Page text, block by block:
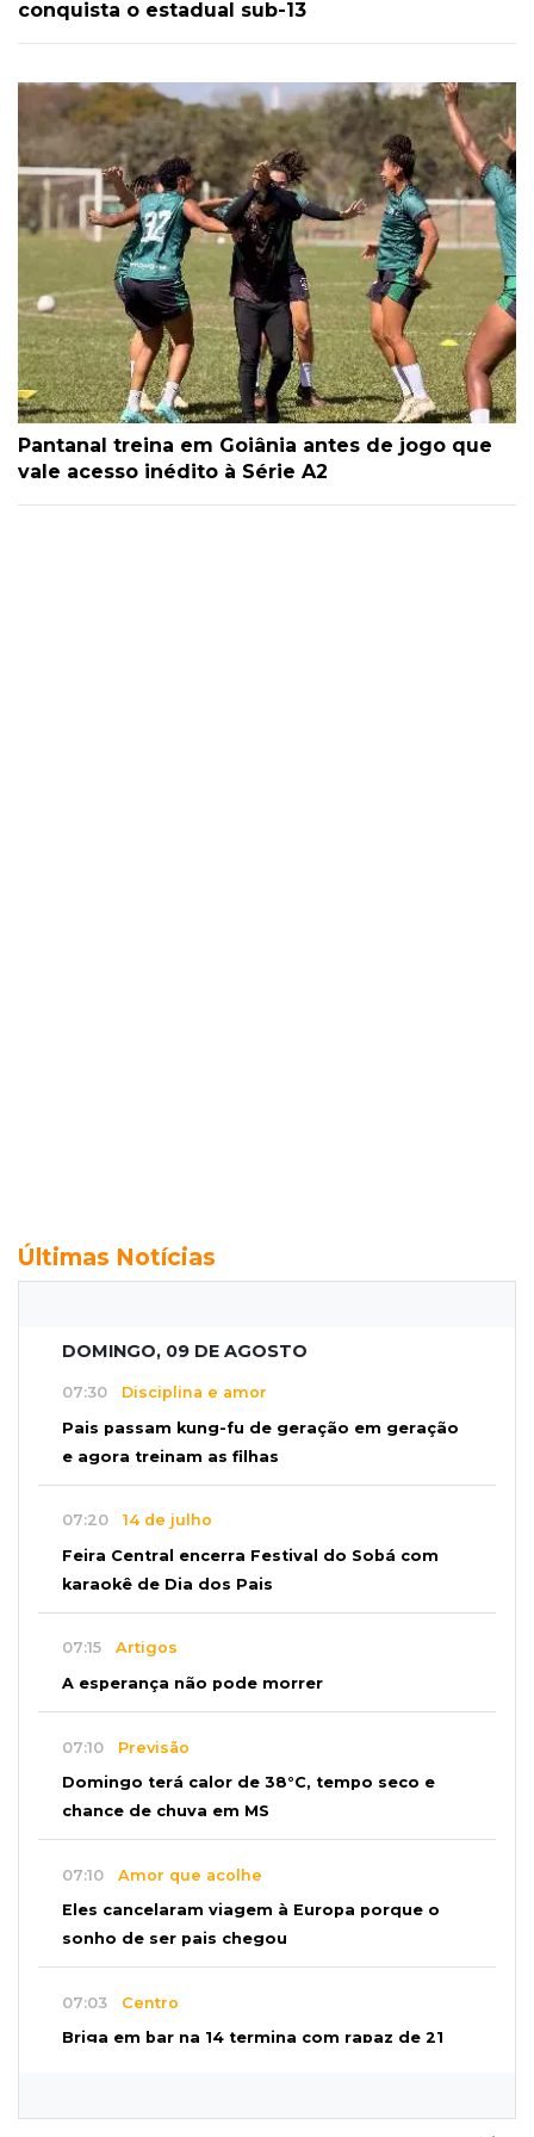
conquista o estadual sub-13
Pantanal treina em Goiânia antes de jogo que
vale acesso inédito à Série A2
Últimas Notícias
DOMINGO, 09 DE AGOSTO
07:30 Disciplina e amor
Pais passam kung-fu de geração em geração
e agora treinam as filhas
07:20 14 de julho
Feira Central encerra Festival do Sobá com
karaokê de Dia dos Pais
07:15 Artigos
A esperança não pode morrer
07:10 Previsão
Domingo terá calor de 38°C, tempo seco e
chance de chuva em MS
07:10 Amor que acolhe
Eles cancelaram viagem à Europa porque o
sonho de ser pais chegou
07:03 Centro
Briga em bar na 14 termina com rapaz de 21